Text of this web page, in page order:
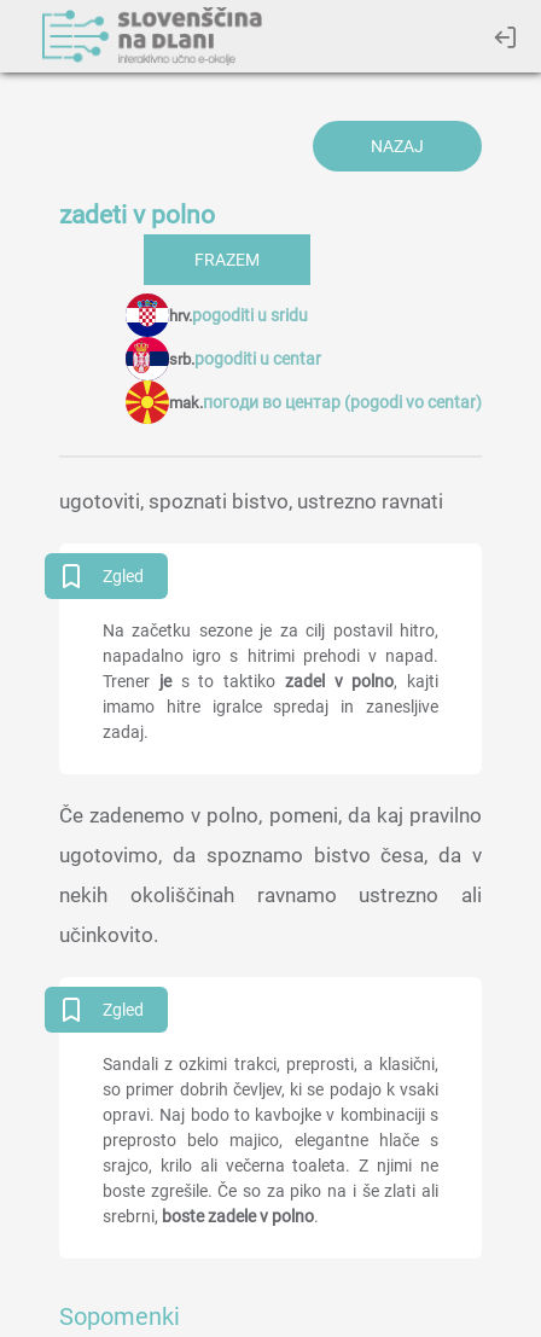
NAZAJ
zadeti v polno
FRAZEM
hrv.pogoditi u sridu
srb.pogoditi u centar
mak.погоди во центар (pogodi vo centar)
ugotoviti, spoznati bistvo, ustrezno ravnati
Zgled
Na začetku sezone je za cilj postavil hitro,
napadalno igro s hitrimi prehodi v napad.
Trener je s to taktiko zadel v polno, kajti
imamo hitre igralce spredaj in zanesljive
zadaj.
Če zadenemo v polno, pomeni, da kaj pravilno
ugotovimo, da spoznamo bistvo česa, da v
nekih okoliščinah ravnamo ustrezno ali
učinkovito.
Zgled
Sandali z ozkimi trakci, preprosti, a klasični,
so primer dobrih čevljev, ki se podajo k vsaki
opravi. Naj bodo to kavbojke v kombinaciji s
preprosto belo majico, elegantne hlače s
srajco, krilo ali večerna toaleta. Z njimi ne
boste zgrešile. Če so za piko na i še zlati ali
srebrni, boste zadele v polno.
Sopomenki